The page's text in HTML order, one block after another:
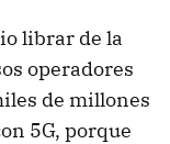
librar de la
operadores
de millones
5G, porque